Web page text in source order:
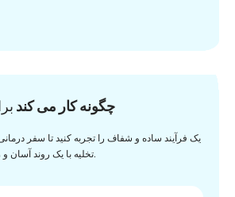
چگونه کار می کند
یک فرآیند ساده و شفاف را تجربه کنید تا سفر
تخلیه با یک روند آسان و روان موفقیت آمیز کنید.